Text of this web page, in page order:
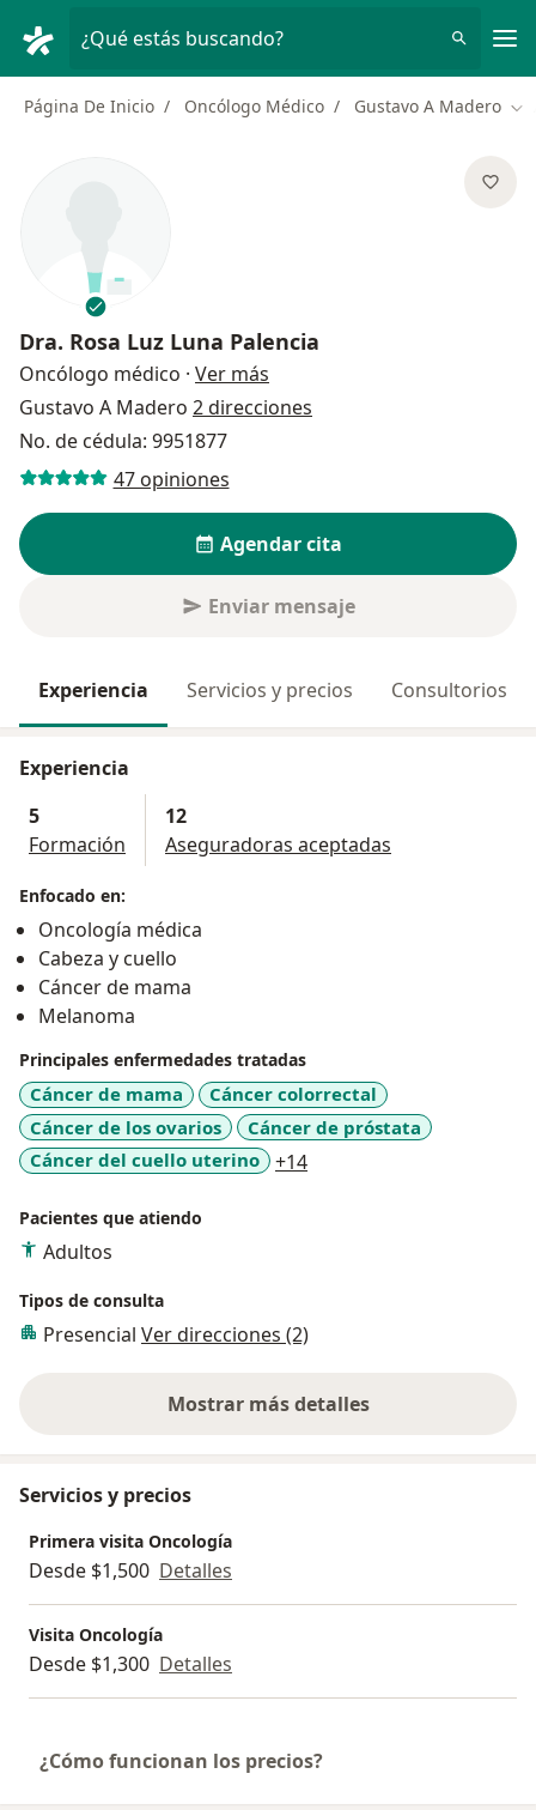
¿Qué estás buscando?
Página De Inicio Oncólogo Médico Gustavo A Madero
Dra. Rosa Luz Luna Palencia
Oncólogo médico · Ver más
Gustavo A Madero 2 direcciones
No. de cédula: 9951877
47 opiniones
Agendar cita
Enviar mensaje
Experiencia Servicios y precios Consultorios
Experiencia
5
Formación
12
Aseguradoras aceptadas
Enfocado en:
Oncología médica
Cabeza y cuello
Cáncer de mama
Melanoma
Principales enfermedades tratadas
Cáncer de mama
Cáncer colorrectal
Cáncer de los ovarios
Cáncer de próstata
Cáncer del cuello uterino
+14a11y_sr_more_diseases
Pacientes que atiendo
Adultos
Tipos de consulta
Presencial Ver direcciones (2)
Mostrar más detalles
sobre la experiencia
Servicios y precios
Primera visita Oncología
Desde $1,500 Detalles
Visita Oncología
Desde $1,300 Detalles
¿Cómo funcionan los precios?